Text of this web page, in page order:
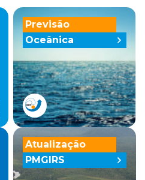
Previsão
Oceânica
Atualização
PMGIRS